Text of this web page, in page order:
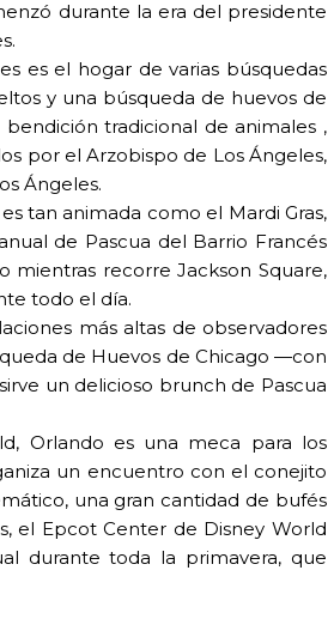
durante la era del presidente
es el hogar de varias búsquedas
y una búsqueda de huevos de
tradicional de animales ,
por el Arzobispo de Los Ángeles,
Ángeles.
tan animada como el Mardi Gras,
de Pascua del Barrio Francés
mientras recorre Jackson Square,
todo el día.
más altas de observadores
de Huevos de Chicago —con
un delicioso brunch de Pascua
Orlando es una meca para los
un encuentro con el conejito
una gran cantidad de bufés
el Epcot Center de Disney World
durante toda la primavera, que